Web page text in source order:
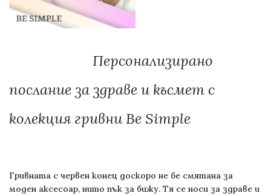
Персонализирано
послание за здраве и късмет с
колекция гривни Be Simple
Гривната с червен конец доскоро не бе смятана за
моден аксесоар, нито пък за бижу. Тя се носи за здраве и